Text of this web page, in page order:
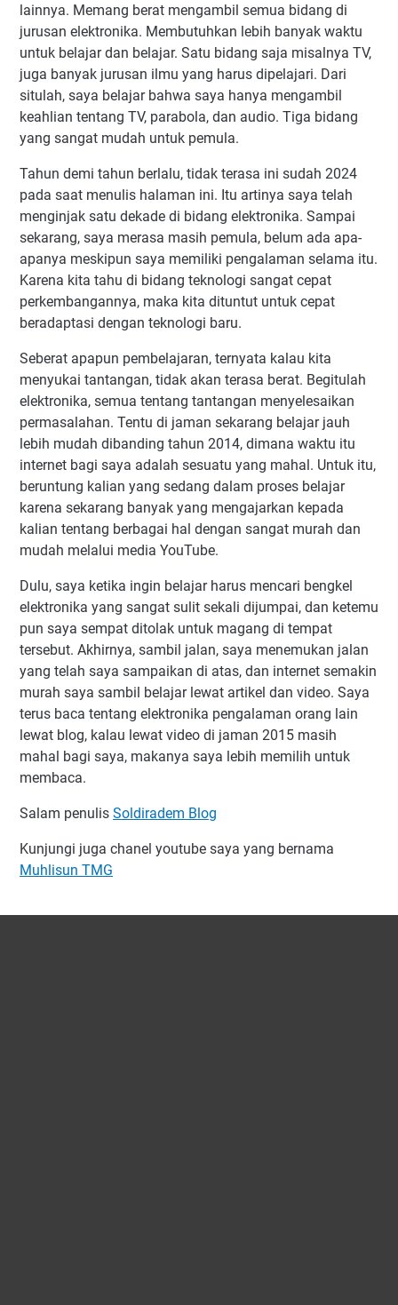
lainnya. Memang berat mengambil semua bidang di
jurusan elektronika. Membutuhkan lebih banyak waktu
untuk belajar dan belajar. Satu bidang saja misalnya TV,
juga banyak jurusan ilmu yang harus dipelajari. Dari
situlah, saya belajar bahwa saya hanya mengambil
keahlian tentang TV, parabola, dan audio. Tiga bidang
yang sangat mudah untuk pemula.
Tahun demi tahun berlalu, tidak terasa ini sudah 2024
pada saat menulis halaman ini. Itu artinya saya telah
menginjak satu dekade di bidang elektronika. Sampai
sekarang, saya merasa masih pemula, belum ada apa-
apanya meskipun saya memiliki pengalaman selama itu.
Karena kita tahu di bidang teknologi sangat cepat
perkembangannya, maka kita dituntut untuk cepat
beradaptasi dengan teknologi baru.
Seberat apapun pembelajaran, ternyata kalau kita
menyukai tantangan, tidak akan terasa berat. Begitulah
elektronika, semua tentang tantangan menyelesaikan
permasalahan. Tentu di jaman sekarang belajar jauh
lebih mudah dibanding tahun 2014, dimana waktu itu
internet bagi saya adalah sesuatu yang mahal. Untuk itu,
beruntung kalian yang sedang dalam proses belajar
karena sekarang banyak yang mengajarkan kepada
kalian tentang berbagai hal dengan sangat murah dan
mudah melalui media YouTube.
Dulu, saya ketika ingin belajar harus mencari bengkel
elektronika yang sangat sulit sekali dijumpai, dan ketemu
pun saya sempat ditolak untuk magang di tempat
tersebut. Akhirnya, sambil jalan, saya menemukan jalan
yang telah saya sampaikan di atas, dan internet semakin
murah saya sambil belajar lewat artikel dan video. Saya
terus baca tentang elektronika pengalaman orang lain
lewat blog, kalau lewat video di jaman 2015 masih
mahal bagi saya, makanya saya lebih memilih untuk
membaca.
Salam penulis Soldiradem Blog
Kunjungi juga chanel youtube saya yang bernama
Muhlisun TMG